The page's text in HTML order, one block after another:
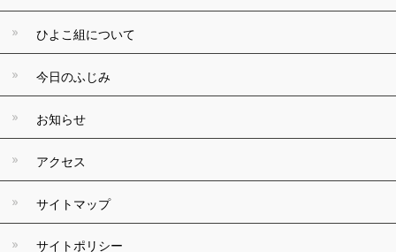
ひよこ組について
今日のふじみ
お知らせ
アクセス
サイトマップ
サイトポリシー